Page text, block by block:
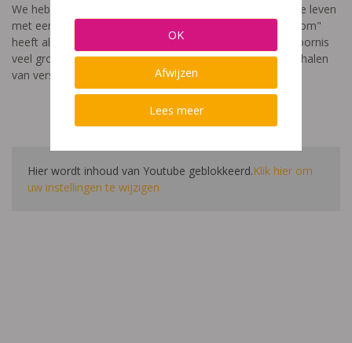
We hebben een video gemaakt die toont hoe het is om te leven
met een leerstoornis. De film met als titel: "Ik heet niet dom"
heeft als doel aan te tonen dat de impact van een leerstoornis
veel groter is dan enkel wat je ziet in de klas. Je hoort verhalen
van verschillende leerlingen en ouders.
Hier wordt inhoud van Youtube geblokkeerd.Klik hier om
uw instellingen te wijzigen
OK
Afwijzen
Lees meer